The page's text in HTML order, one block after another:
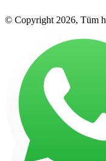
© Copyright 2026, Tüm